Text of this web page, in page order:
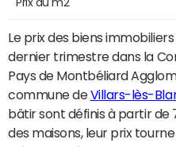
Prix au m2
Le prix des biens
dernier trimestre dans la
Pays de Montbéliard
commune deVillars-lès-
bâtir sont définis à partir de
des maisons, leur prix